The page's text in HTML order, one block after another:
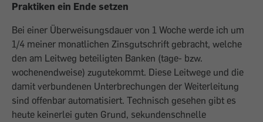
Praktiken ein Ende setzen
Bei einer Überweisungsdauer von 1 Woche werde ich um
1/4 meiner monatlichen Zinsgutschrift gebracht, welche
den am Leitweg beteiligten Banken (tage- bzw.
wochenendweise) zugutekommt. Diese Leitwege und die
damit verbundenen Unterbrechungen der Weiterleitung
sind offenbar automatisiert. Technisch gesehen gibt es
heute keinerlei guten Grund, sekundenschnelle